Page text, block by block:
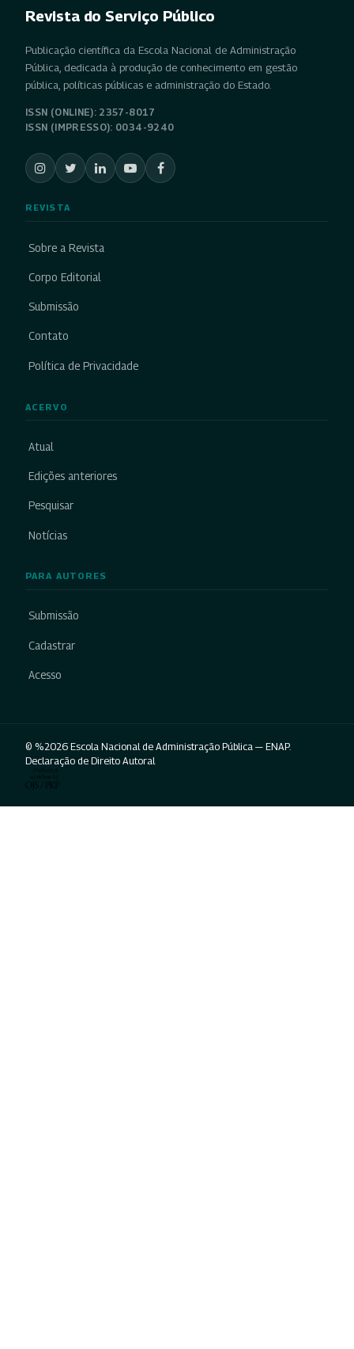
Revista do Serviço Público
Publicação científica da Escola Nacional de Administração
Pública, dedicada à produção de conhecimento em gestão
pública, políticas públicas e administração do Estado.
ISSN (ONLINE): 2357-8017
ISSN (IMPRESSO): 0034-9240
REVISTA
Sobre a Revista
Corpo Editorial
Submissão
Contato
Política de Privacidade
ACERVO
Atual
Edições anteriores
Pesquisar
Notícias
PARA AUTORES
Submissão
Cadastrar
Acesso
© %2026 Escola Nacional de Administração Pública — ENAP.
Declaração de Direito Autoral